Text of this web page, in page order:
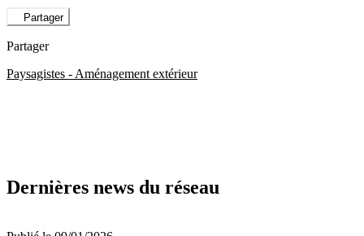
Partager
Partager
Paysagistes - Aménagement extérieur
Dernières news du réseau